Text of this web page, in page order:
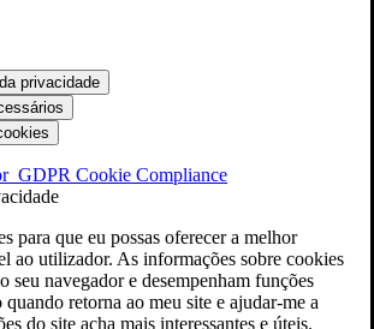
privacidade
GDPR Cookie Compliance
para que eu possas oferecer a melhor
ao utilizador. As informações sobre cookies
seu navegador e desempenham funções
retorna ao meu site e ajudar-me a
do site acha mais interessantes e úteis.